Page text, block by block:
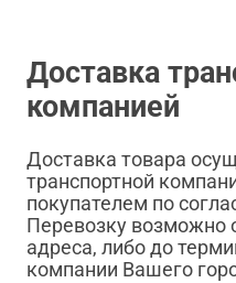
Доставка
компанией
Доставка товара
транспортной
покупателем по
Перевозку возможно
адреса, либо до
компании Вашего